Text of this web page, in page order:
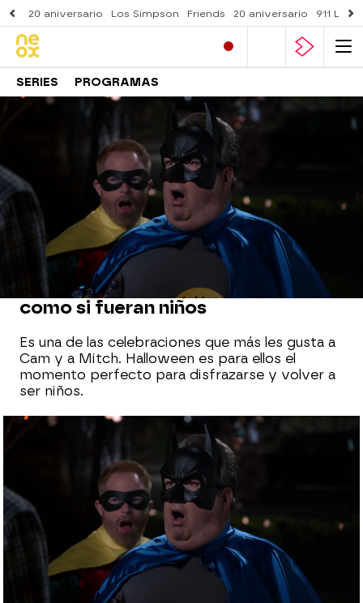
20 aniversario Los Simpson Friends 20 aniversario 911
SERIES PROGRAMAS
Neox » Modern Family » Mejores momentos
NEOXWEEN
Cam y Mitch celebran Halloween
como si fueran niños
Es una de las celebraciones que más les gusta a
Cam y a Mitch. Halloween es para ellos el
momento perfecto para disfrazarse y volver a
ser niños.
Madrid
29 de octubre de 2021, 09:28
WhatsappFacebook
X Flipboard
Cameron no se pierde una fiesta de disfraces ni